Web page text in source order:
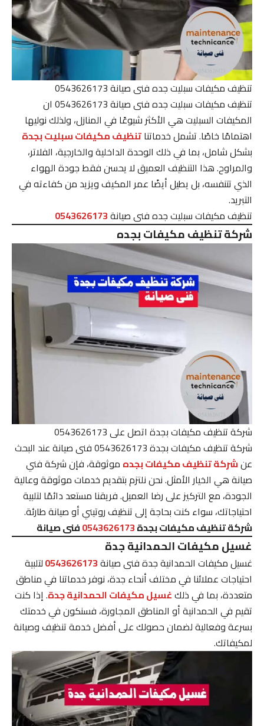
تنظيف مكيفات سبليت جده فنى صيانة 0543626173
تنظيف مكيفات سبليت جده فنى صيانة 0543626173 ان
المكيفات السبليت هي الأكثر شيوعًا في المنازل، ولذلك نوليها
اهتمامًا خاصًا. تشمل خدماتناتنظيف مكيفات سبليت بجدة
بشكل شامل، بما في ذلك الوحدة الداخلية والخارجية، الفلاتر،
والمراوح. هذا التنظيف العميق لا يحسن فقط جودة الهواء
الذي تتنفسه، بل يطيل أيضًا عمر المكيف ويزيد من كفاءته في
التبريد.
تنظيف مكيفات سبليت جده فنى صيانة0543626173
شركة تنظيف مكيفات بجده
شركة تنظيف مكيفات بجدة اتصل على 0543626173
شركة تنظيف مكيفات بجدة 0543626173 فنى صيانة عند البحث
عنشركة تنظيف مكيفات بجده موثوقة، فإن شركة فني
صيانة هي الخيار الأمثل. نحن نلتزم بتقديم خدمات موثوقة وعالية
الجودة، مع التركيز على رضا العميل. فريقنا مستعد دائمًا لتلبية
احتياجاتك، سواء كنت بحاجة إلى تنظيف روتيني أو صيانة طارئة.
شركة تنظيف مكيفات بجدة0543626173فنى صيانة
غسيل مكيفات الحمدانية جدة
غسيل مكيفات الحمدانية جدة فنى صيانة0543626173لتلبية
احتياجات عملائنا في مختلف أنحاء جدة، نوفر خدماتنا في مناطق
متعددة، بما في ذلكغسيل مكيفات الحمدانية جدة. إذا كنت
تقيم في الحمدانية أو المناطق المجاورة، فسنكون في خدمتك
بسرعة وفعالية لضمان حصولك على أفضل خدمة تنظيف وصيانة
لمكيفاتك.